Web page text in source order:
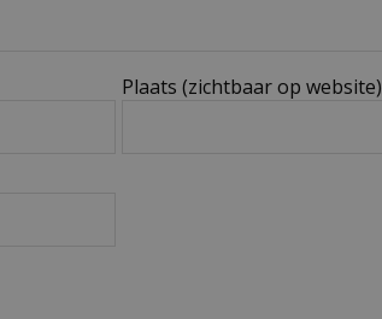
Plaats (zichtbaar op